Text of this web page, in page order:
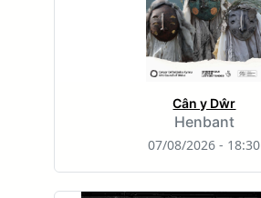
Cân y Dŵr
Henbant
07/08/2026 - 18:30